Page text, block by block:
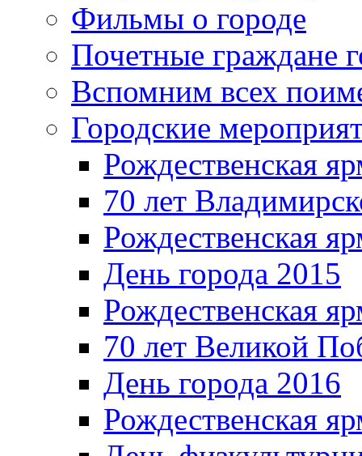
Фильмы о городе
Почетные граждане
Вспомним всех
Городские
Рождественская
70 лет
Рождественская
День города 2015
Рождественская
70 лет Великой
День города 2016
Рождественская